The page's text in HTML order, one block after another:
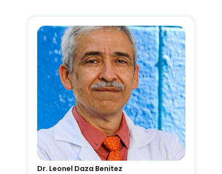
Dr. Leonel Daza Benitez